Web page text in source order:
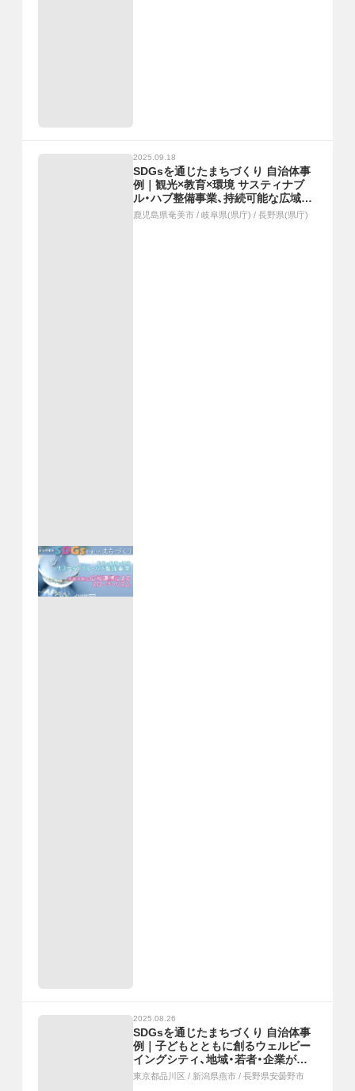
2025.09.18
SDGsを通じたまちづくり 自治体事
例｜観光×教育×環境 サスティナブ
ル・ハブ整備事業、持続可能な広域連
携のスローツーリズム
鹿児島県奄美市 / 岐阜県(県庁) / 長野県(県庁)
2025.08.26
SDGsを通じたまちづくり 自治体事
例｜子どもとともに創るウェルビー
イングシティ、地域・若者・企業がつ
ながる場づくり&人材づくり、自然・
東京都品川区 / 新潟県燕市 / 長野県安曇野市